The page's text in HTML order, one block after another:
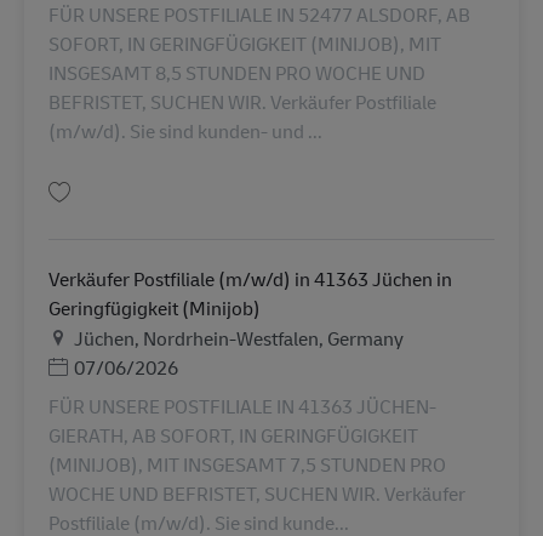
FÜR UNSERE POSTFILIALE IN 52477 ALSDORF, AB
SOFORT, IN GERINGFÜGIGKEIT (MINIJOB), MIT
INSGESAMT 8,5 STUNDEN PRO WOCHE UND
BEFRISTET, SUCHEN WIR. Verkäufer Postfiliale
(m/w/d). Sie sind kunden- und ...
Verkäufer Postfiliale (m/w/d) in 41363 Jüchen in
Geringfügigkeit (Minijob)
Địa điểm
Jüchen, Nordrhein-Westfalen, Germany
Posted Date
07/06/2026
FÜR UNSERE POSTFILIALE IN 41363 JÜCHEN-
GIERATH, AB SOFORT, IN GERINGFÜGIGKEIT
(MINIJOB), MIT INSGESAMT 7,5 STUNDEN PRO
WOCHE UND BEFRISTET, SUCHEN WIR. Verkäufer
Postfiliale (m/w/d). Sie sind kunde...